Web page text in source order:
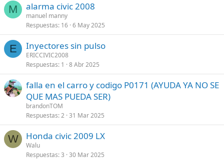
M alarma civic 2008
manuel manny
Respuestas 16 6 May 2025
E Inyectores sin pulso
ERICCIVIC2008
Respuestas 1 8 Abr 2025
falla en el carro y codigo P0171 (AYUDA YA NO SE
QUE MAS PUEDA SER)
brandonTOM
Respuestas 2 31 Mar 2025
W Honda civic 2009 LX
Walu
Respuestas 3 30 Mar 2025